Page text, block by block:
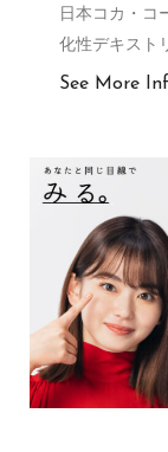
日本コカ・コ
化性デキスト
See More